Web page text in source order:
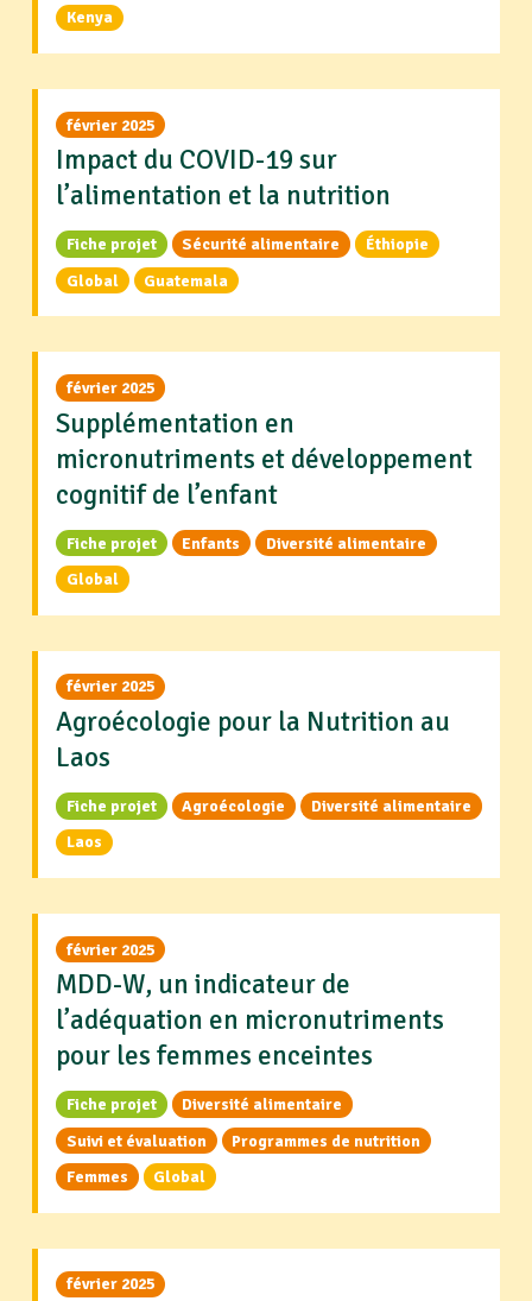
Kenya
février 2025
Impact du COVID-19 sur
l’alimentation et la nutrition
Fiche projet Sécurité alimentaire
Éthiopie
Global
Guatemala
février 2025
Supplémentation en
micronutriments et développement
cognitif de l’enfant
Fiche projet Enfants
Diversité alimentaire
Global
février 2025
Agroécologie pour la Nutrition au
Laos
Fiche projet Agroécologie
Diversité alimentaire
Laos
février 2025
MDD-W, un indicateur de
l’adéquation en micronutriments
pour les femmes enceintes
Fiche projet
Diversité alimentaire
Suivi et évaluation
Programmes de nutrition
Femmes
Global
février 2025